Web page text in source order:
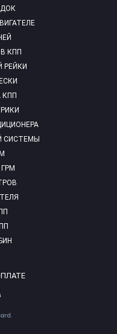
КПП
РЕЙКИ
КПП
СИСТЕМЫ